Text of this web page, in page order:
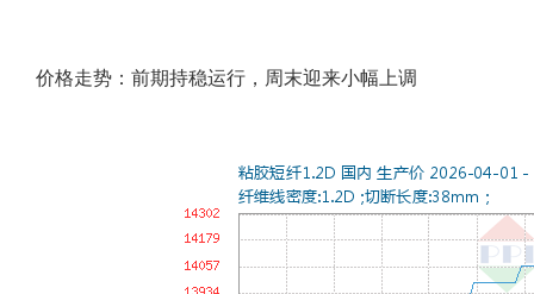
价格走势：前期持稳运行，周末迎来小幅上调